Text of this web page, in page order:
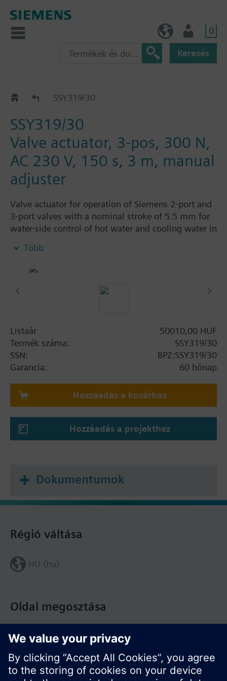
0
Keresés
KatalógusSSY319/30
SSY319/30
Valve actuator, 3-pos, 300 N,
AC 230 V, 150 s, 3 m, manual
adjuster
Valve actuator for operation of Siemens 2-port and
3-port valves with a nominal stroke of 5.5 mm for
water-side control of hot water and cooling water in
Több
Listaár
50010,00 HUF
Termék száma:
SSY319/30
SSN:
BPZ:SSY319/30
Garancia:
60 hónap
Hozzáadás a kosárhoz
Hozzáadás a projekthez
Dokumentumok
Oldal megosztása
Régió váltása
HU (hu)